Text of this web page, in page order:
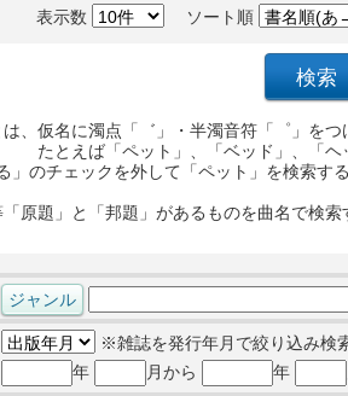
表示数 ソート順
、仮名に濁点「゛」・半濁音符「゜」を
たとえば「ペット」、「ベッド」、「
」のチェックを外して「ペット」を検索
原題」と「邦題」があるものを曲名で検
※雑誌を発行年月で絞り込み検
年
月から 年